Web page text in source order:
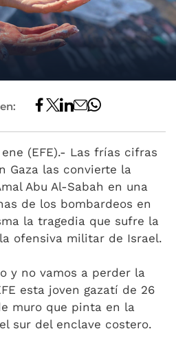
ene (EFE).- Las frías cifras
Gaza las convierte la
Abu Al-Sabah en una
de los bombardeos en
la tragedia que sufre la
ofensiva militar de Israel.
y no vamos a perder la
esta joven gazatí de 26
muro que pinta en la
sur del enclave costero.